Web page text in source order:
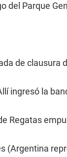
del Parque
de clausura
ingresó la
Regatas
(Argentina